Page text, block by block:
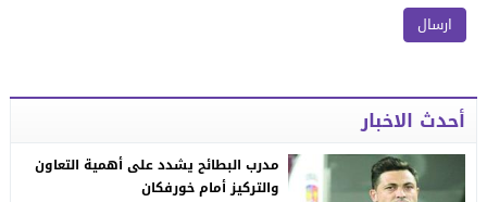
أحدث الاخبار
مدرب البطائح يشدد على أهمية التعاون
والتركيز أمام خورفكان